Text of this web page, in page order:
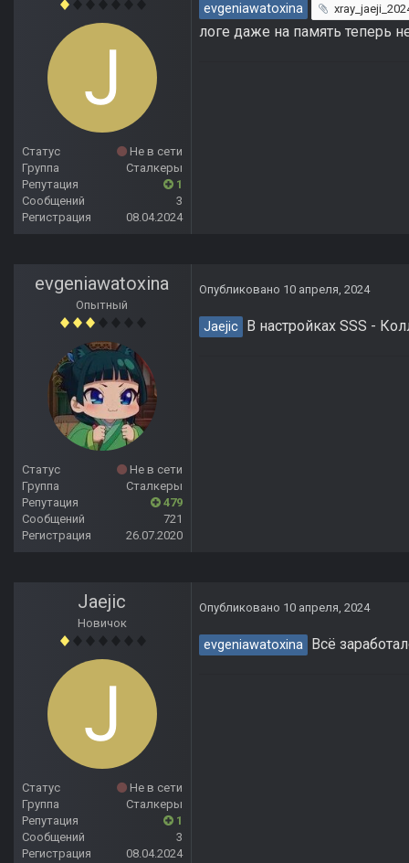
Статус
Не в сети
Группа
Сталкеры
Репутация
1
Сообщений
3
Регистрация
08.04.2024
evgeniawatoxina
логе даже на память теперь
evgeniawatoxina
Опытный
Статус
Не в сети
Группа
Сталкеры
Репутация
479
Сообщений
721
Регистрация
26.07.2020
Опубликовано 10 апреля, 2024
Jaejic В настройках SSS -
Jaejic
Новичок
Статус
Не в сети
Группа
Сталкеры
Репутация
1
Сообщений
3
Регистрация
08.04.2024
Опубликовано 10 апреля, 2024
evgeniawatoxina Всё